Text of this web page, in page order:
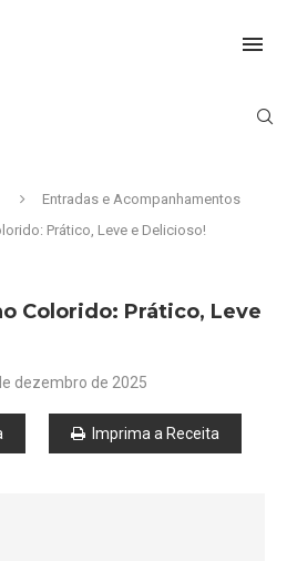
Entradas e Acompanhamentos
Prático, Leve e Delicioso!
Colorido: Prático, Leve
dezembro de 2025
Imprima a Receita